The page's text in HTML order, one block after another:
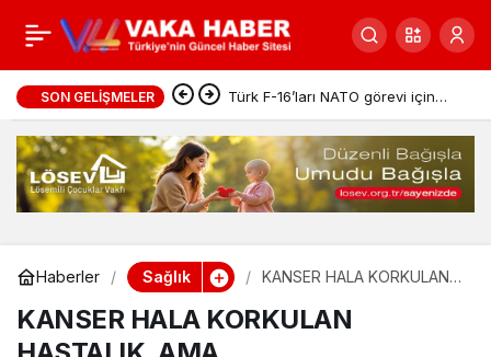
SON GELIŞMELER Türk F-16’ları NATO görevi için
Estonya’da
Haberler Sağlık
KANSER HALA KORKULAN
KANSER HALA KORKULAN
Brokolinin Faydaları
Nelerdir ?
0 Paylaş